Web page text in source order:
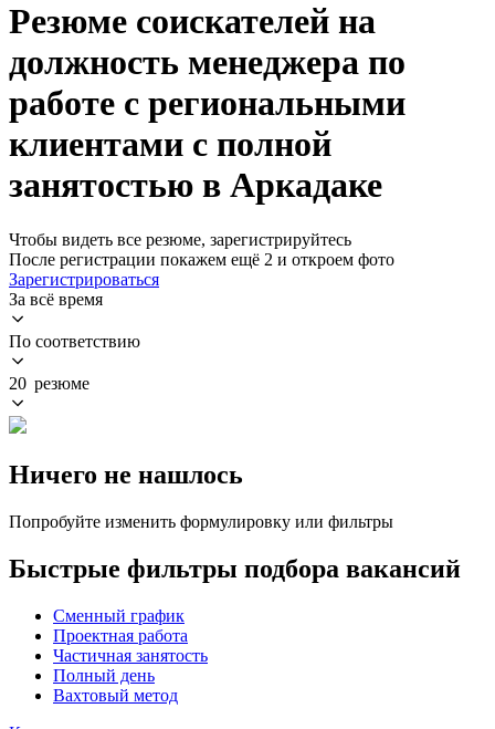
Резюме соискателей на
должность менеджера по
работе с региональными
клиентами с полной
занятостью в Аркадаке
Чтобы видеть все резюме, зарегистрируйтесь
После регистрации покажем ещё 2 и откроем фото
Зарегистрироваться
За всё время
По соответствию
20 резюме
Ничего не нашлось
Попробуйте изменить формулировку или фильтры
Быстрые фильтры подбора вакансий
Сменный график
Проектная работа
Частичная занятость
Полный день
Вахтовый метод